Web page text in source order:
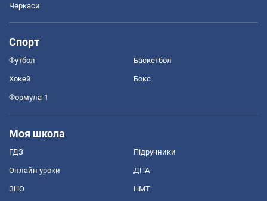
Черкаси
Спорт
Футбол Баскетбол
Хокей Бокс
Формула-1
Моя школа
ГДЗ Підручники
Онлайн уроки ДПА
ЗНО НМТ